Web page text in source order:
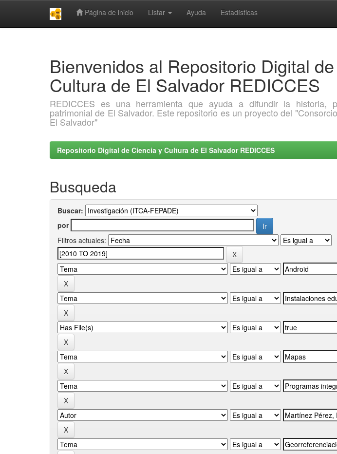
Página de inicio Listar Ayuda Estadísticas
Bienvenidos al Repositorio Digital
Cultura de El Salvador REDICCES
REDICCES es una herramienta que ayuda a difundir la historia,
patrimonial de El Salvador. Este repositorio es un proyecto del
El Salvador"
Repositorio Digital de Ciencia y Cultura de El Salvador REDICCES
Busqueda
Buscar:
por
Filtros actuales: